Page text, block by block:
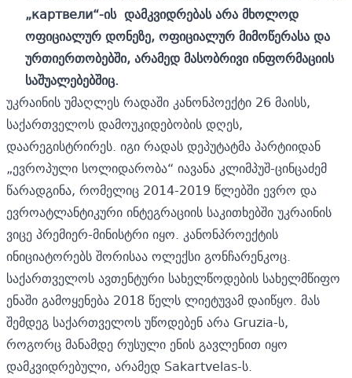
„картвели“-ის დამკვიდრებას არა მხოლოდ
ოფიციალურ დონეზე, ოფიციალურ მიმოწერასა და
ურთიერთობებში, არამედ მასობრივი ინფორმაციის
საშუალებებშიც.
უკრაინის უმაღლეს რადაში კანონპოექტი 26 მაისს,
საქართველოს დამოუკიდებობის დღეს,
დაარეგისტრირეს. იგი რადას დეპუტატმა პარტიიდან
„ევროპული სოლიდარობა“ იავანა კლიმპუშ-ცინცაძემ
წარადგინა, რომელიც 2014-2019 წლებში ევრო და
ევროატლანტიკური ინტეგრაციის საკითხებში უკრაინის
ვიცე პრემიერ-მინისტრი იყო. კანონპროექტის
ინიციატორებს შორისაა ოლექსი გონჩარენკოც.
საქართველოს ავთენტური სახელწოდების სახელმწიფო
ენაში გამოყენება 2018 წელს ლიეტუვამ დაიწყო. მას
შემდეგ საქართველოს უწოდებენ არა Gruzia-ს,
როგორც მანამდე რუსული ენის გავლენით იყო
დამკვიდრებული, არამედ Sakartvelas-ს.